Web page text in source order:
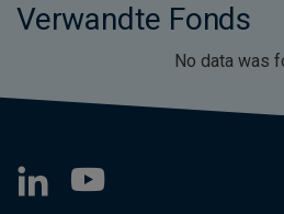
Verwandte Fonds
No data was